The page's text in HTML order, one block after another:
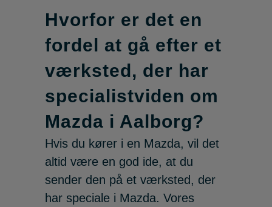
Hvorfor er det en
fordel at gå efter et
værksted, der har
specialistviden om
Mazda i Aalborg?
Hvis du kører i en Mazda, vil det
altid være en god ide, at du
sender den på et værksted, der
har speciale i Mazda. Vores